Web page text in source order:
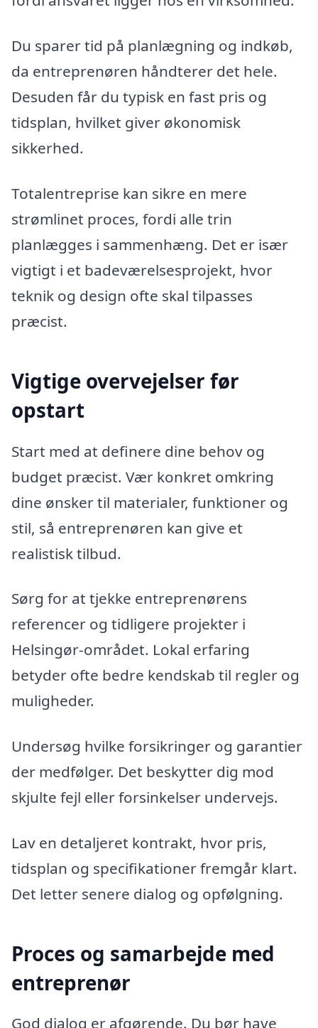
Du sparer tid på planlægning og indkøb,
da entreprenøren håndterer det hele.
Desuden får du typisk en fast pris og
tidsplan, hvilket giver økonomisk
sikkerhed.
Totalentreprise kan sikre en mere
strømlinet proces, fordi alle trin
planlægges i sammenhæng. Det er især
vigtigt i et badeværelsesprojekt, hvor
teknik og design ofte skal tilpasses
præcist.
Vigtige overvejelser før
opstart
Start med at definere dine behov og
budget præcist. Vær konkret omkring
dine ønsker til materialer, funktioner og
stil, så entreprenøren kan give et
realistisk tilbud.
Sørg for at tjekke entreprenørens
referencer og tidligere projekter i
Helsingør-området. Lokal erfaring
betyder ofte bedre kendskab til regler og
muligheder.
Undersøg hvilke forsikringer og garantier
der medfølger. Det beskytter dig mod
skjulte fejl eller forsinkelser undervejs.
Lav en detaljeret kontrakt, hvor pris,
tidsplan og specifikationer fremgår klart.
Det letter senere dialog og opfølgning.
Proces og samarbejde med
entreprenør
God dialog er afgørende. Du bør have